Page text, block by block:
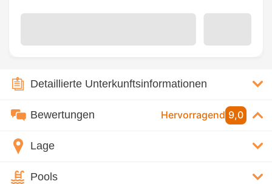
Detaillierte Unterkunftsinformationen
Bewertungen Hervorragend 9,0
Lage
Pools